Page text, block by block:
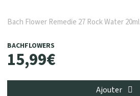
Bach Flower Remedie 27 Rock Water 20ml
BACHFLOWERS
15,99€
Ajouter